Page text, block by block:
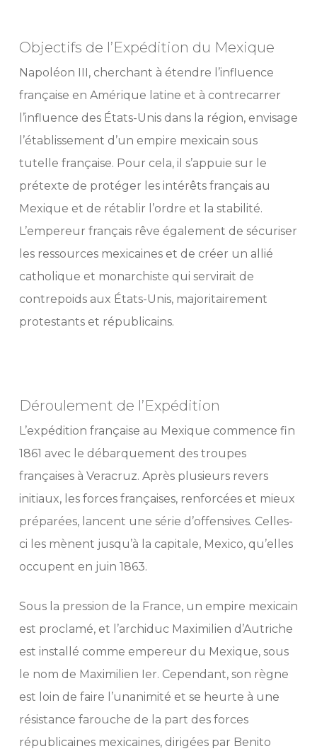
Objectifs de l’Expédition du Mexique
Napoléon III, cherchant à étendre l’influence
française en Amérique latine et à contrecarrer
l’influence des États-Unis dans la région, envisage
l’établissement d’un empire mexicain sous
tutelle française. Pour cela, il s’appuie sur le
prétexte de protéger les intérêts français au
Mexique et de rétablir l’ordre et la stabilité.
L’empereur français rêve également de sécuriser
les ressources mexicaines et de créer un allié
catholique et monarchiste qui servirait de
contrepoids aux États-Unis, majoritairement
protestants et républicains.
Déroulement de l’Expédition
L’expédition française au Mexique commence fin
1861 avec le débarquement des troupes
françaises à Veracruz. Après plusieurs revers
initiaux, les forces françaises, renforcées et mieux
préparées, lancent une série d’offensives. Celles-
ci les mènent jusqu’à la capitale, Mexico, qu’elles
occupent en juin 1863.
Sous la pression de la France, un empire mexicain
est proclamé, et l’archiduc Maximilien d’Autriche
est installé comme empereur du Mexique, sous
le nom de Maximilien Ier. Cependant, son règne
est loin de faire l’unanimité et se heurte à une
résistance farouche de la part des forces
républicaines mexicaines, dirigées par Benito